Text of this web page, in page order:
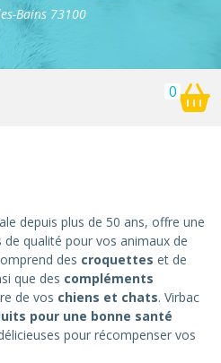
Bains 73100
0
depuis plus de 50 ans, offre une
qualité pour vos animaux de
des croquettes et de
que des compléments
de vos chiens et chats. Virbac
pour une bonne santé
pour récompenser vos